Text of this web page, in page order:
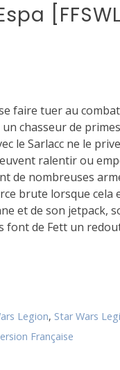
faire tuer au
chasseur de
le Sarlacc ne le
ralentir ou
de nombreuses
brute lorsque cela
et de son jetpack,
font de Fett un
Legion, Star Wars
Française